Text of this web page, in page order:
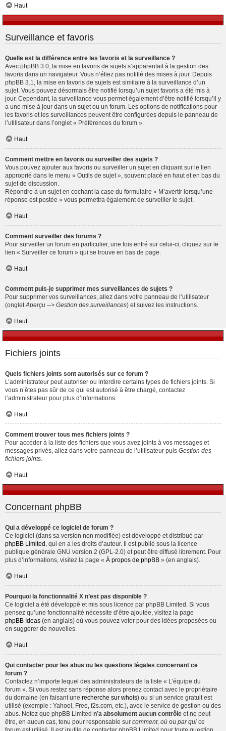
Haut
Surveillance et favoris
Quelle est la différence entre les favoris et la surveillance ?
Avec phpBB 3.0, la mise en favoris de sujets s’apparentait à la gestion des
favoris dans un navigateur. Vous n’étiez pas notifié des mises à jour. Depuis
phpBB 3.1, la mise en favoris de sujets est similaire à la surveillance d’un
sujet. Vous pouvez désormais être notifié lorsqu’un sujet favoris a été mis à
jour. Cependant, la surveillance vous permet également d’être notifié lorsqu’il y
a une mise à jour dans un sujet ou un forum. Les options de notifications pour
les favoris et les surveillances peuvent être configurées depuis le panneau de
l’utilisateur dans l’onglet « Préférences du forum ».
Haut
Comment mettre en favoris ou surveiller des sujets ?
Vous pouvez ajouter aux favoris ou surveiller un sujet en cliquant sur le lien
approprié dans le menu « Outils de sujet », souvent placé en haut et en bas du
sujet de discussion.
Répondre à un sujet en cochant la case du formulaire « M’avertir lorsqu’une
réponse est postée » vous permettra également de surveiller le sujet.
Haut
Comment surveiller des forums ?
Pour surveiller un forum en particulier, une fois entré sur celui-ci, cliquez sur le
lien « Surveiller ce forum » qui se trouve en bas de page.
Haut
Comment puis-je supprimer mes surveillances de sujets ?
Pour supprimer vos surveillances, allez dans votre panneau de l’utilisateur
(onglet Aperçu --> Gestion des surveillances) et suivez les instructions.
Haut
Fichiers joints
Quels fichiers joints sont autorisés sur ce forum ?
L’administrateur peut autoriser ou interdire certains types de fichiers joints. Si
vous n’êtes pas sûr de ce qui est autorisé à être chargé, contactez
l’administrateur pour plus d’informations.
Haut
Comment trouver tous mes fichiers joints ?
Pour accéder à la liste des fichiers que vous avez joints à vos messages et
messages privés, allez dans votre panneau de l’utilisateur puis Gestion des
fichiers joints
Haut
Concernant phpBB
Qui a développé ce logiciel de forum ?
Ce logiciel (dans sa version non modifiée) est développé et distribué par
phpBB Limited , qui en a les droits d’auteur. Il est publié sous la licence
publique générale GNU version 2 (GPL-2.0) et peut être diffusé librement. Pour
plus d’informations, visitez la page « À propos de phpBB » (en anglais).
Haut
Pourquoi la fonctionnalité X n’est pas disponible ?
Ce logiciel a été développé et mis sous licence par phpBB Limited. Si vous
pensez qu’une fonctionnalité nécessite d’être ajoutée, visitez la page
phpBB Ideas (en anglais) où vous pouvez voter pour des idées proposées ou
en suggérer de nouvelles.
Haut
Qui contacter pour les abus ou les questions légales concernant ce
forum ?
Contactez n’importe lequel des administrateurs de la liste « L’équipe du
forum ». Si vous restez sans réponse alors prenez contact avec le propriétaire
du domaine (en faisant une recherche sur whois) ou si un service gratuit est
utilisé (exemple : Yahoo!, Free, f2s.com, etc.), avec le service de gestion ou des
abus. Notez que phpBB Limited n’a absolument aucun contrôle et ne peut
être, en aucun cas, tenu pour responsable sur comment, où ou par qui ce